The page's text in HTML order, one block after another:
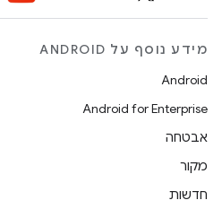
מידע נוסף על ANDROID
Android
Android for Enterprise
אבטחה
מקור
חדשות